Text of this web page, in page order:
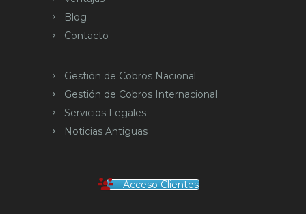
Blog
Contacto
Gestión de Cobros Nacional
Gestión de Cobros Internacional
Servicios Legales
Noticias Antiguas
Acceso Clientes